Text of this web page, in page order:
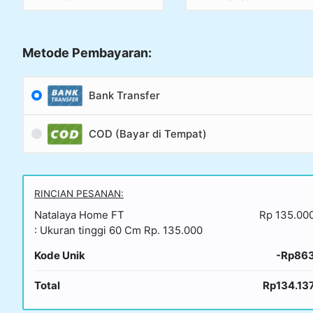
Metode Pembayaran:
Bank Transfer
COD (Bayar di Tempat)
RINCIAN PESANAN:
Natalaya Home FT
: Ukuran tinggi 60 Cm Rp. 135.000
Rp
Kode Unik -
Total